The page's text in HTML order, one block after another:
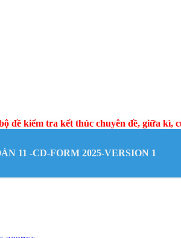
đề kiểm tra kết thúc chuyên đề, giữa kì,
11 -CD-FORM 2025-VERSION 1